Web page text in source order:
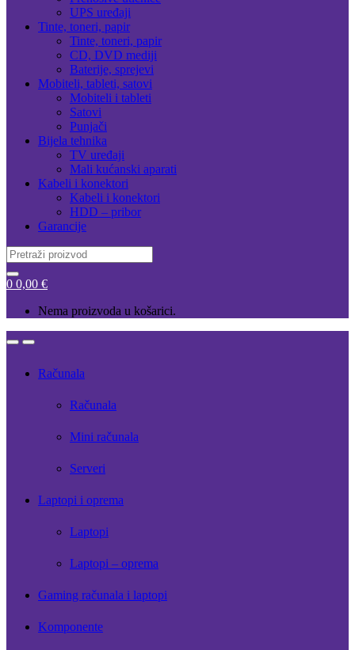
UPS uređaji
Tinte, toneri, papir
Tinte, toneri, papir
CD, DVD mediji
Baterije, sprejevi
Mobiteli, tableti, satovi
Mobiteli i tableti
Satovi
Punjači
Bijela tehnika
TV uređaji
Mali kućanski aparati
Kabeli i konektori
Kabeli i konektori
HDD – pribor
Garancije
Search
for:
0 0,00 €
Nema proizvoda u košarici.
OpenClose
Računala
Računala
Mini računala
Serveri
Laptopi i oprema
Laptopi
Laptopi – oprema
Gaming računala i laptopi
Komponente